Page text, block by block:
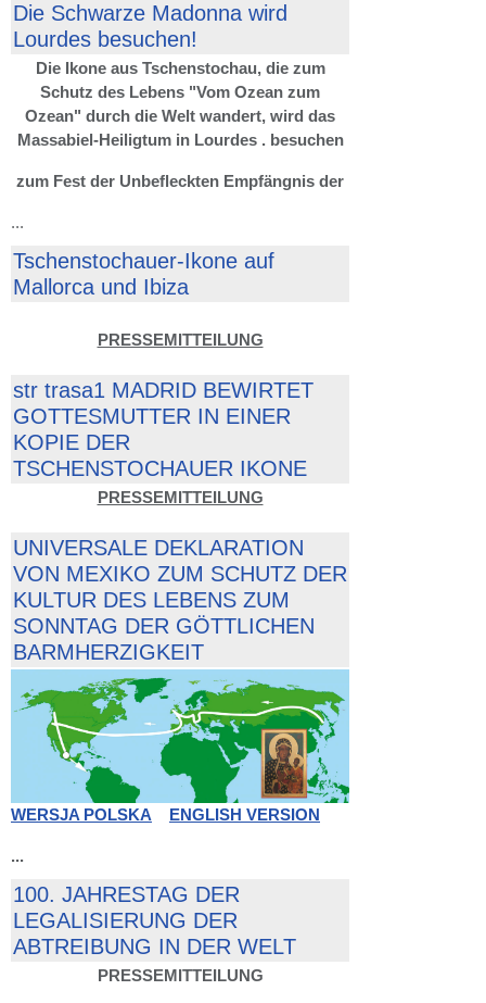
Die Schwarze Madonna wird
Lourdes besuchen!
Die Ikone aus Tschenstochau, die zum
Schutz des Lebens "Vom Ozean zum
Ozean" durch die Welt wandert, wird das
Massabiel-Heiligtum in Lourdes . besuchen
zum Fest der Unbefleckten Empfängnis der
...
Tschenstochauer-Ikone auf
Mallorca und Ibiza
PRESSEMITTEILUNG
str trasa1 MADRID BEWIRTET
GOTTESMUTTER IN EINER
KOPIE DER
TSCHENSTOCHAUER IKONE
PRESSEMITTEILUNG
UNIVERSALE DEKLARATION
VON MEXIKO ZUM SCHUTZ DER
KULTUR DES LEBENS ZUM
SONNTAG DER GÖTTLICHEN
BARMHERZIGKEIT
WERSJA POLSKA ENGLISH VERSION
...
100. JAHRESTAG DER
LEGALISIERUNG DER
ABTREIBUNG IN DER WELT
PRESSEMITTEILUNG